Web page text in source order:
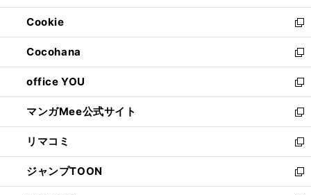
開
く
ウ
で
開
く
ン
ド
ウ
で
開
く
ウ
ィ
ン
ド
ウ
で
開
く
Cookie
新
し
い
ウ
ィ
ン
ド
ウ
で
開
く
Cocohana
新
し
い
ウ
ィ
ン
ド
ウ
で
開
office YOU
新
し
い
ウ
ィ
ン
ド
ウ
マンガMee公式サイト
新
し
い
ウ
ィ
ン
リマコミ
新
し
い
ウ
ジャンプTOON
新
し